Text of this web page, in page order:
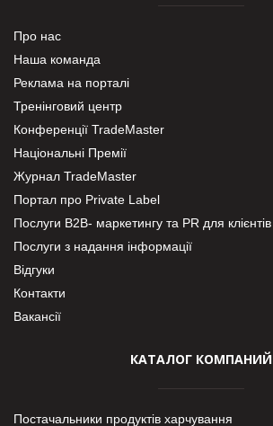
Про нас
Наша команда
Реклама на порталі
Тренінговий центр
Конференції TradeMaster
Національні Премії
Журнал TradeMaster
Портал про Private Label
Послуги В2В- маркетингу та PR для клієнтів
Послуги з надання інформації
Відгуки
Контакти
Вакансії
КАТАЛОГ КОМПАНИЙ
Постачальники продуктів харчування